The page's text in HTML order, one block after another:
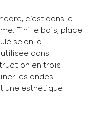
c’est dans le
Fini le bois, place
selon la
dans
en trois
les ondes
une esthétique